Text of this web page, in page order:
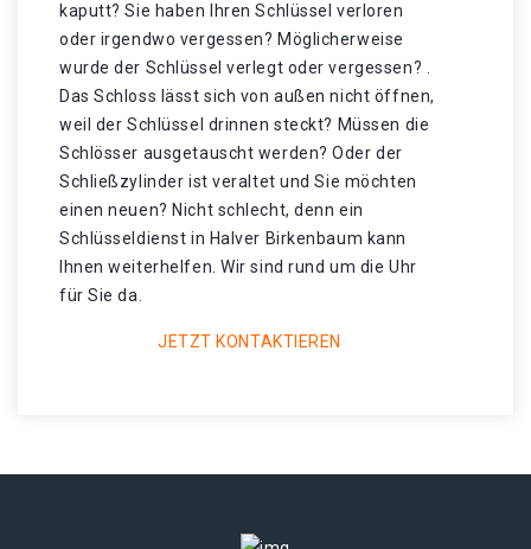
kaputt? Sie haben Ihren Schlüssel verloren
oder irgendwo vergessen? Möglicherweise
wurde der Schlüssel verlegt oder vergessen? .
Das Schloss lässt sich von außen nicht öffnen,
weil der Schlüssel drinnen steckt? Müssen die
Schlösser ausgetauscht werden? Oder der
Schließzylinder ist veraltet und Sie möchten
einen neuen? Nicht schlecht, denn ein
Schlüsseldienst in Halver Birkenbaum kann
Ihnen weiterhelfen. Wir sind rund um die Uhr
für Sie da.
JETZT KONTAKTIEREN